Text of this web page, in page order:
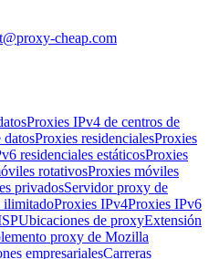
cheap.com
Proxies IPv4 de centros de
datosProxies residencialesProxies
residenciales estáticosProxies
rotativosProxies móviles
privadosServidor proxy de
ilimitadoProxies IPv4Proxies IPv6
Ubicaciones de proxyExtensión
proxy de Mozilla
empresarialesCarreras